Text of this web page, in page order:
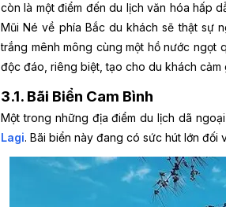
còn là một điểm đến du lịch văn hóa hấp
Mũi Né về phía Bắc du khách sẽ thật sự
trắng mênh mông cùng một hồ nước ngọt
độc đáo, riêng biệt, tạo cho du khách cảm
3.1. Bãi Biển Cam Bình
Một trong những địa điểm du lịch dã
Lagi. Bãi biển này đang có sức hút lớn đối